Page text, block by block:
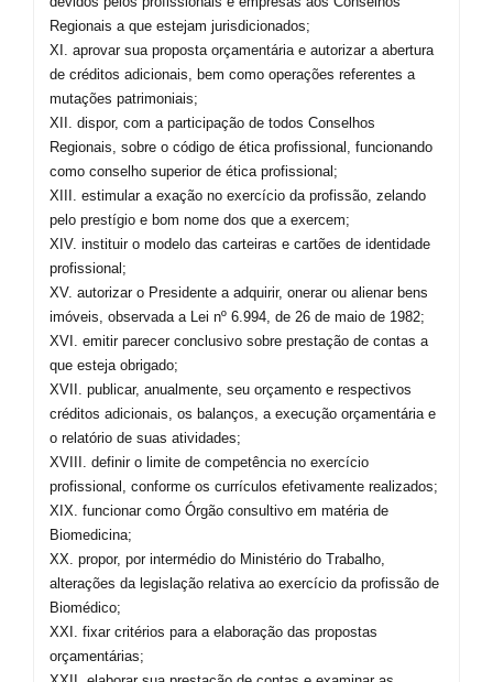
Regionais a que estejam jurisdicionados;
XI. aprovar sua proposta orçamentária e autorizar a abertura
de créditos adicionais, bem como operações referentes a
mutações patrimoniais;
XII. dispor, com a participação de todos Conselhos
Regionais, sobre o código de ética profissional, funcionando
como conselho superior de ética profissional;
XIII. estimular a exação no exercício da profissão, zelando
pelo prestígio e bom nome dos que a exercem;
XIV. instituir o modelo das carteiras e cartões de identidade
profissional;
XV. autorizar o Presidente a adquirir, onerar ou alienar bens
imóveis, observada a Lei nº 6.994, de 26 de maio de 1982;
XVI. emitir parecer conclusivo sobre prestação de contas a
que esteja obrigado;
XVII. publicar, anualmente, seu orçamento e respectivos
créditos adicionais, os balanços, a execução orçamentária e
o relatório de suas atividades;
XVIII. definir o limite de competência no exercício
profissional, conforme os currículos efetivamente realizados;
XIX. funcionar como Órgão consultivo em matéria de
Biomedicina;
XX. propor, por intermédio do Ministério do Trabalho,
alterações da legislação relativa ao exercício da profissão de
Biomédico;
XXI. fixar critérios para a elaboração das propostas
orçamentárias;